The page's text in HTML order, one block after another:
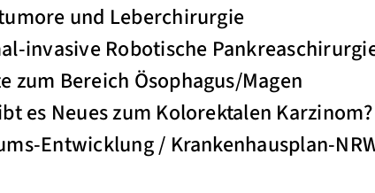
und Leberchirurgie
invasive Robotische
zum Bereich Ösophagus/Magen
es Neues zum Kolorektalen Karzinom?
Entwicklung / Krankenhausplan-